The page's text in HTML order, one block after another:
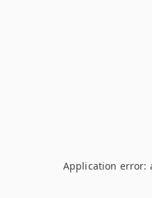
Application error: